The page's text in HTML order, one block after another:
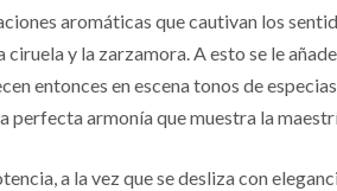
aromáticas que cautivan los
y la zarzamora. A esto se le
entonces en escena tonos de
armonía que muestra la
a la vez que se desliza con